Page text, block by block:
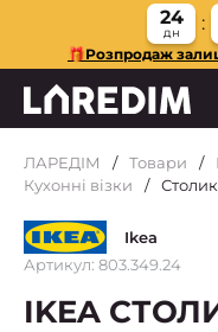
24
дн
🎁Розпродаж
ЛАРЕДІМ Товари
Кухонні візки
Ikea
Артикул: 803.349.24
IKEA